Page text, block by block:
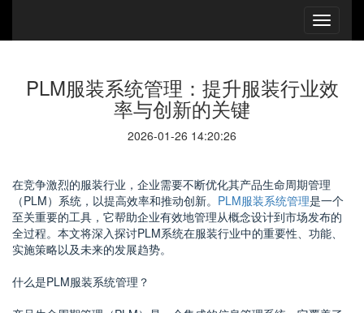
PLM服装系统管理：提升服装行业效
率与创新的关键
2026-01-26 14:20:26
在竞争激烈的服装行业，企业需要不断优化其产品生命周期管理
（PLM）系统，以提高效率和推动创新。 PLM服装系统管理是一个
至关重要的工具，它帮助企业有效地管理从概念设计到市场发布的
全过程。本文将深入探讨PLM系统在服装行业中的重要性、功能、
实施策略以及未来的发展趋势。
什么是PLM服装系统管理？